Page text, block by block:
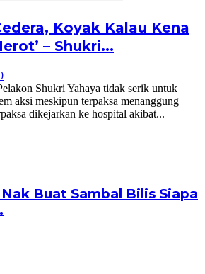
Koyak Kalau Kena
– Shukri...
Shukri Yahaya tidak serik untuk
aksi meskipun terpaksa menanggung
dikejarkan ke hospital akibat...
Nak Buat Sambal Bilis Siapa